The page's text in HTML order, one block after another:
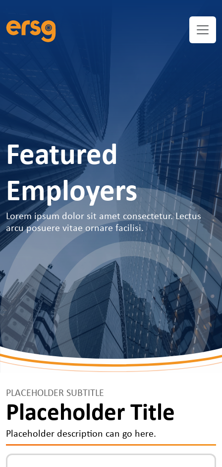
Featured
Employers
Lorem ipsum dolor sit amet consectetur. Lectus
arcu posuere vitae ornare facilisi.
PLACEHOLDER SUBTITLE
Placeholder Title
Placeholder description can go here.